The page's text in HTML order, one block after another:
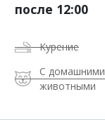
после 12:00
Курение
С домашними
животными